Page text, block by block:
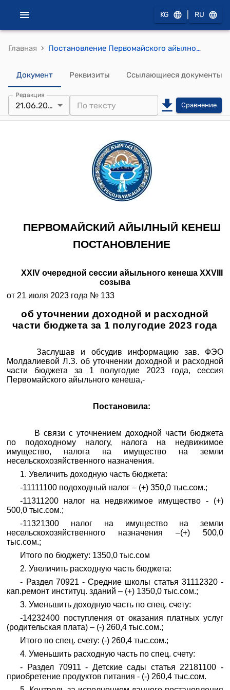
KG RU
Главная › Постановление Первомайского айылного кенеша от 21 июля 2023 года № 133 "Об уточнении доходной и расходной части бюджета за 1 полугодие 2023 года"
Документ Реквизиты Ссылающиеся документы
Редакция
21.06.2023 Сравнение